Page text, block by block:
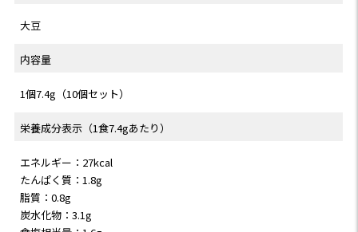
大豆
内容量
1個7.4g（10個セット）
栄養成分表示（1食7.4gあたり）
エネルギー：27kcal
たんぱく質：1.8g
脂質：0.8g
炭水化物：3.1g